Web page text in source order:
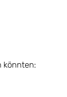
könnten: